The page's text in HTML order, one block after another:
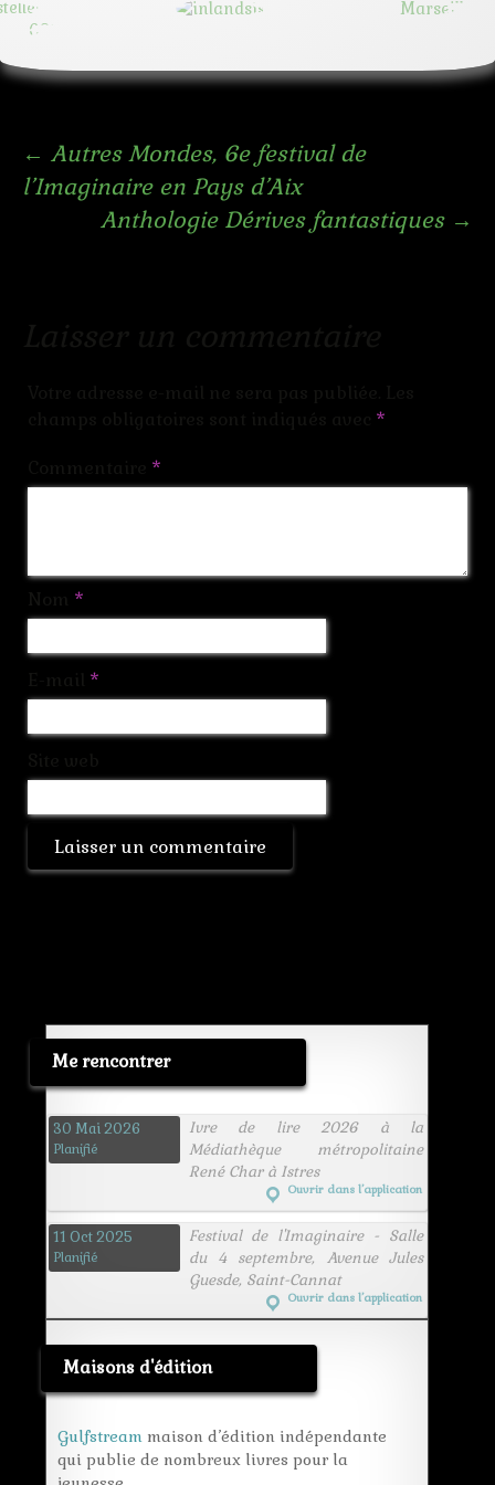
Navigation
← Autres Mondes, 6e festival de
l’Imaginaire en Pays d’Aix
Anthologie Dérives fantastiques →
*
*
*
*
Me rencontrer
30 Mai 2026
Planifié
Ivre de lire 2026 à la
Médiathèque métropolitaine
René Char à Istres
Ouvrir dans l’application
11 Oct 2025
Planifié
Festival de l'Imaginaire - Salle
du 4 septembre, Avenue Jules
Guesde, Saint-Cannat
Ouvrir dans l’application
Maisons d'édition
Gulfstream maison d’édition indépendante
qui publie de nombreux livres pour la